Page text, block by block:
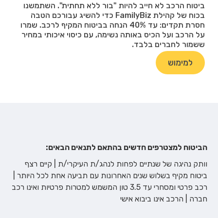
ביטוח הרכב לא חייב להיות "בור ללא תחתית". השתמשנו
בכוח של קהילת FamilyBiz כדי להשיג עבורכם הטבה
חסרת תקדים: עד 40% הנחה בביטוח המקיף לרכב. שמרו
על הרכב ועל הכיס באותה נשימה, עם כיסוי איכותי במחיר
ששמור לחברים בלבד.
למימוש
הביטוח למצטרפים חדשים בהתאם לתנאים הבאים:
וותק נהיגה של שנתיים לפחות לנהג/ת העיקרי/ת | קיים רצף
ביטוח מקיף בשלוש שנים האחרונות עם תביעה אחת לכל היותר |
רכב פרטי ומסחרי עד 3.5 טון המשמש למטרות פרטיות ואינו רכב
חברה | הרכב אינו ביבוא אישי